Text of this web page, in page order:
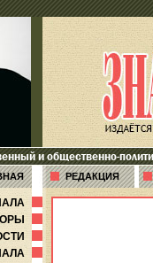
и общественно-
РЕДАКЦИЯ